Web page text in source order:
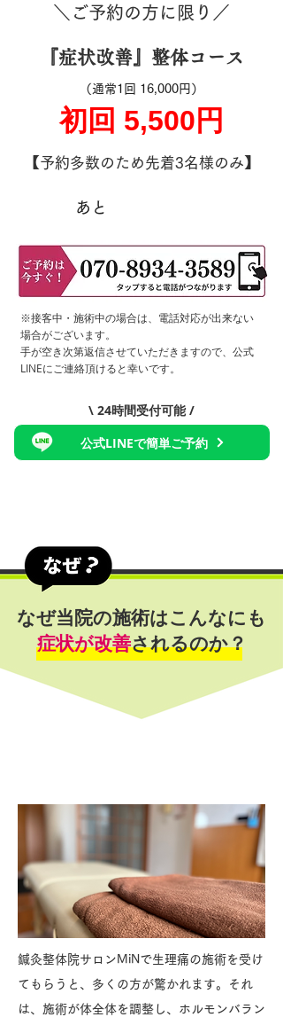
＼ご予約の方に限り／
『症状改善』​整体コース
（通常1回 16,000円）
初回 5,500円
【予約多数のため先着3名様のみ】
あと
​※接客中・施術中の場合は、電話対応が出来ない
場合がございます。
手が空き次第返信させていただきますので、公式
LINEにご連絡頂けると幸いです。
\ 24時間受付可能 /
公式LINEで簡単ご予約
なぜ当院の施術はこんなにも
症状が改善されるのか？
鍼灸整体院サロンMiNで生理痛の施術を受け
てもらうと、多くの方が驚かれます。それ
は、施術が体全体を調整し、ホルモンバラン